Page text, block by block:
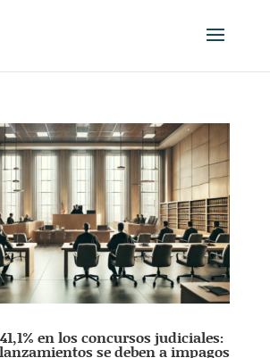
en los concursos judiciales:
se deben a impagos